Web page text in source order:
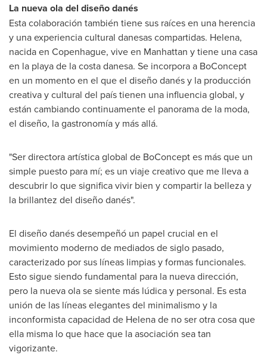
La nueva ola del diseño danés
Esta colaboración también tiene sus raíces en una herencia
y una experiencia cultural danesas compartidas. Helena,
nacida en Copenhague, vive en Manhattan y tiene una casa
en la playa de la costa danesa. Se incorpora a BoConcept
en un momento en el que el diseño danés y la producción
creativa y cultural del país tienen una influencia global, y
están cambiando continuamente el panorama de la moda,
el diseño, la gastronomía y más allá.
"Ser directora artística global de BoConcept es más que un
simple puesto para mí; es un viaje creativo que me lleva a
descubrir lo que significa vivir bien y compartir la belleza y
la brillantez del diseño danés".
El diseño danés desempeñó un papel crucial en el
movimiento moderno de mediados de siglo pasado,
caracterizado por sus líneas limpias y formas funcionales.
Esto sigue siendo fundamental para la nueva dirección,
pero la nueva ola se siente más lúdica y personal. Es esta
unión de las líneas elegantes del minimalismo y la
inconformista capacidad de Helena de no ser otra cosa que
ella misma lo que hace que la asociación sea tan
vigorizante.